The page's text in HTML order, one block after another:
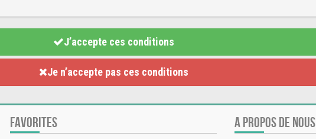
J’accepte ces conditions
Je n’accepte pas ces conditions
FAVORITES A PROPOS DE NOUS